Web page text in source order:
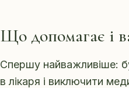
Що допомагає і
Спершу найважливіше:
в лікаря і виключити